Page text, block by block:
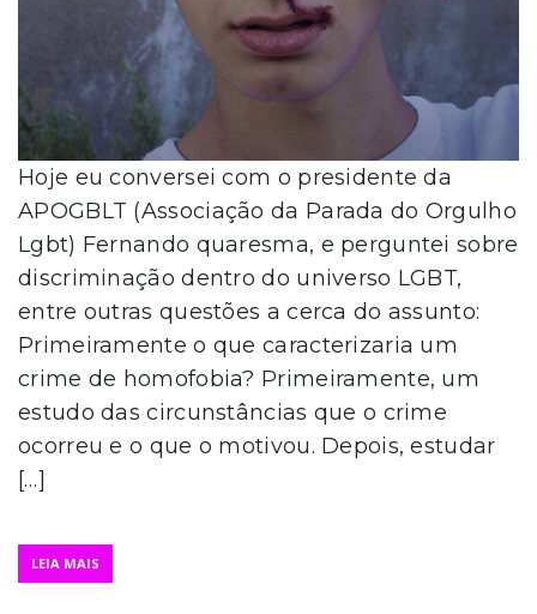
Hoje eu conversei com o presidente da
APOGBLT (Associação da Parada do Orgulho
Lgbt) Fernando quaresma, e perguntei sobre
discriminação dentro do universo LGBT,
entre outras questões a cerca do assunto:
Primeiramente o que caracterizaria um
crime de homofobia? Primeiramente, um
estudo das circunstâncias que o crime
ocorreu e o que o motivou. Depois, estudar
[…]
LEIA MAIS